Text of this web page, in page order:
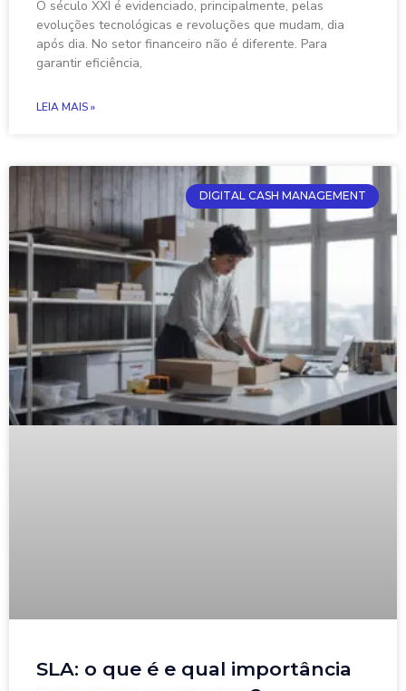
O século XXI é evidenciado, principalmente, pelas
evoluções tecnológicas e revoluções que mudam, dia
após dia. No setor financeiro não é diferente. Para
garantir eficiência,
LEIA MAIS »
DIGITAL CASH MANAGEMENT
SLA: o que é e qual importância